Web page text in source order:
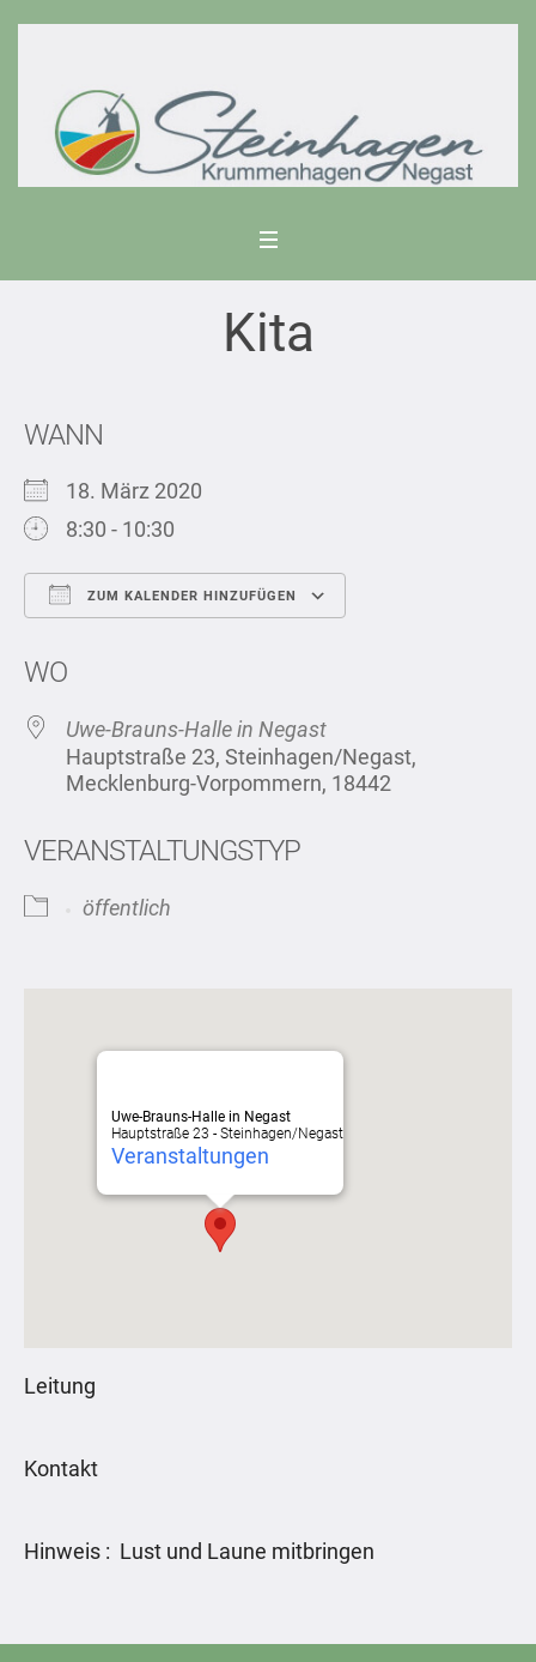
Kita
WANN
18. März 2020
8:30 - 10:30
ZUM KALENDER HINZUFÜGEN
WO
Uwe-Brauns-Halle in Negast
Hauptstraße 23, Steinhagen/Negast,
Mecklenburg-Vorpommern, 18442
VERANSTALTUNGSTYP
öffentlich
Uwe-Brauns-Halle in Negast
Hauptstraße 23 - Steinhagen/Negast
Veranstaltungen
Leitung
Kontakt
Hinweis : Lust und Laune mitbringen